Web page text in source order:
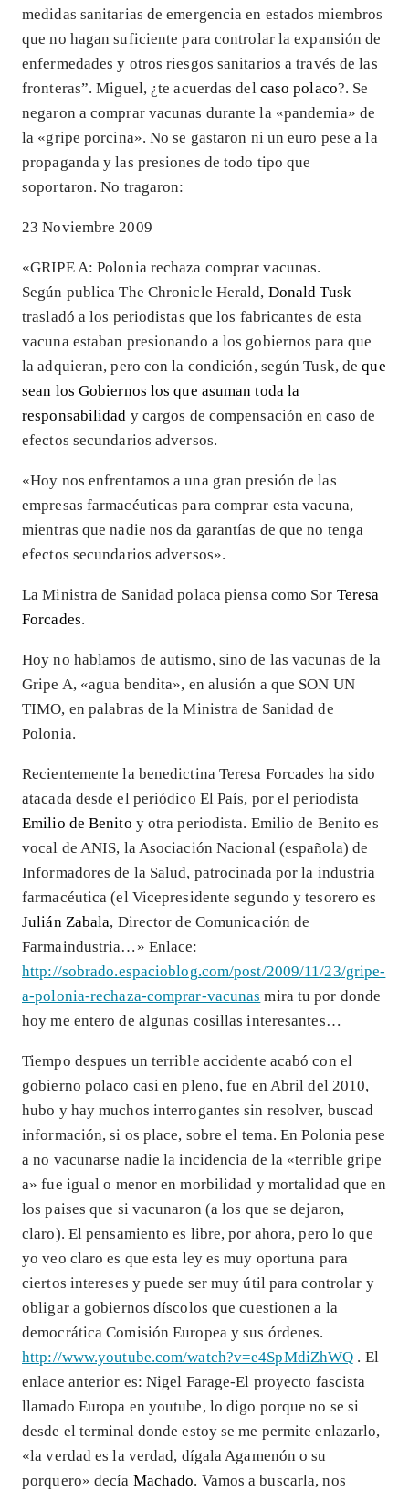
medidas sanitarias de emergencia en estados miembros
que no hagan suficiente para controlar la expansión de
enfermedades y otros riesgos sanitarios a través de las
fronteras”. Miguel, ¿te acuerdas del caso polaco?. Se
negaron a comprar vacunas durante la «pandemia» de
la «gripe porcina». No se gastaron ni un euro pese a la
propaganda y las presiones de todo tipo que
soportaron. No tragaron:
23 Noviembre 2009
«GRIPE A: Polonia rechaza comprar vacunas.
Según publica The Chronicle Herald, Donald Tusk
trasladó a los periodistas que los fabricantes de esta
vacuna estaban presionando a los gobiernos para que
la adquieran, pero con la condición, según Tusk, deque
sean los Gobiernos los que asuman toda la
responsabilidad y cargos de compensación en caso de
efectos secundarios adversos.
«Hoy nos enfrentamos a una gran presión de las
empresas farmacéuticas para comprar esta vacuna,
mientras que nadie nos da garantías de que no tenga
efectos secundarios adversos».
La Ministra de Sanidad polaca piensa como Sor Teresa
Forcades.
Hoy no hablamos de autismo, sino de las vacunas de la
Gripe A, «agua bendita», en alusión a que SON UN
TIMO, en palabras de la Ministra de Sanidad de
Polonia.
Recientemente la benedictina Teresa Forcades ha sido
atacada desde el periódico El País, por el periodista
Emilio de Benito y otra periodista. Emilio de Benito es
vocal de ANIS, la Asociación Nacional (española) de
Informadores de la Salud, patrocinada por la industria
farmacéutica (el Vicepresidente segundo y tesorero es
Julián Zabala, Director de Comunicación de
Farmaindustria…» Enlace:
http://sobrado.espacioblog.com/post/2009/11/23/gripe-
a-polonia-rechaza-comprar-vacunas mira tu por donde
hoy me entero de algunas cosillas interesantes…
Tiempo despues un terrible accidente acabó con el
gobierno polaco casi en pleno, fue en Abril del 2010,
hubo y hay muchos interrogantes sin resolver, buscad
información, si os place, sobre el tema. En Polonia pese
a no vacunarse nadie la incidencia de la «terrible gripe
a» fue igual o menor en morbilidad y mortalidad que en
los paises que si vacunaron (a los que se dejaron,
claro). El pensamiento es libre, por ahora, pero lo que
yo veo claro es que esta ley es muy oportuna para
ciertos intereses y puede ser muy útil para controlar y
obligar a gobiernos díscolos que cuestionen a la
democrática Comisión Europea y sus órdenes.
http://www.youtube.com/watch?v=e4SpMdiZhWQ . El
enlace anterior es: Nigel Farage-El proyecto fascista
llamado Europa en youtube, lo digo porque no se si
desde el terminal donde estoy se me permite enlazarlo,
«la verdad es la verdad, dígala Agamenón o su
porquero» decía Machado. Vamos a buscarla, nos